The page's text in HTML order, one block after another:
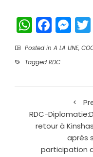
Posted in A LA UNE,
Tagged RDC
RDC-
retour à
après
participation